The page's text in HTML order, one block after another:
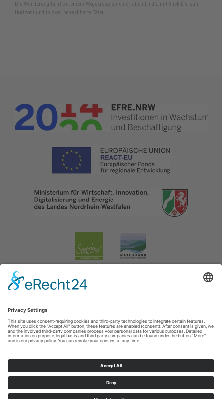
Die Wanderung führt zu einem Wegekreuz an einer alten Linde, mit Blick bis zum
Horizont und in zwei benachbarte Täler.
Impressum|Datenschutzerklärung|Barrierefreiheitserklärung|Contact
E: info@lennestadt-kirchhundem.de
Cookie-Einstellungen